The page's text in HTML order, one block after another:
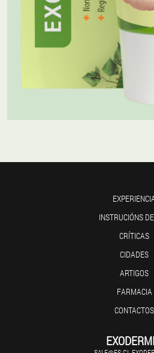
INSTRUCIÓNS
CRÍTICAS
CIDADES
ARTIGOS
FARMACIA
CONTACTOS